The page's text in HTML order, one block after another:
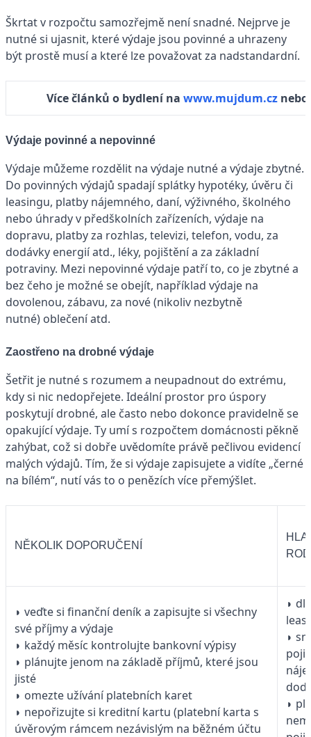
Škrtat v rozpočtu samozřejmě není snadné. Nejprve je
nutné si ujasnit, které výdaje jsou povinné a uhrazeny
být prostě musí a které lze považovat za nadstandardní.
Více článků o bydlení na www.mujdum.cz nebo
Výdaje povinné a nepovinné
Výdaje můžeme rozdělit na výdaje nutné a výdaje zbytné.
Do povinných výdajů spadají splátky hypotéky, úvěru či
leasingu, platby nájemného, daní, výživného, školného
nebo úhrady v předškolních zařízeních, výdaje na
dopravu, platby za rozhlas, televizi, telefon, vodu, za
dodávky energií atd., léky, pojištění a za základní
potraviny. Mezi nepovinné výdaje patří to, co je zbytné a
bez čeho je možné se obejít, například výdaje na
dovolenou, zábavu, za nové (nikoliv nezbytně
nutné) oblečení atd.
Zaostřeno na drobné výdaje
Šetřit je nutné s rozumem a neupadnout do extrému,
kdy si nic nedopřejete. Ideální prostor pro úspory
poskytují drobné, ale často nebo dokonce pravidelně se
opakující výdaje. Ty umí s rozpočtem domácnosti pěkně
zahýbat, což si dobře uvědomíte právě pečlivou evidencí
malých výdajů. Tím, že si výdaje zapisujete a vidíte „černé
na bílém“, nutí vás to o penězích více přemýšlet.
NĚKOLIK DOPORUČENÍ
◗ veďte si finanční deník a zapisujte si všechny
své příjmy a výdaje
◗ každý měsíc kontrolujte bankovní výpisy
◗ plánujte jenom na základě příjmů, které jsou
jisté
◗ omezte užívání platebních karet
◗ nepořizujte si kreditní kartu (platební karta s
úvěrovým rámcem nezávislým na běžném účtu
◗
◗
◗